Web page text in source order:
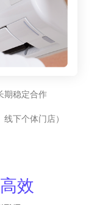
期稳定合作
下个体门店）
效